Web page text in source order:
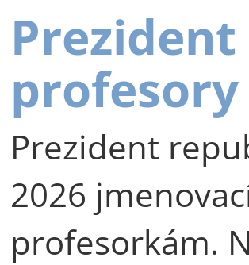
profesory
Prezident
2026
profesorkám.